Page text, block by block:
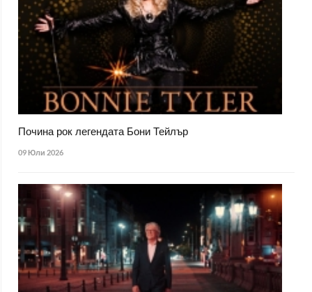
Почина рок легендата Бони Тейлър
09 Юли 2026